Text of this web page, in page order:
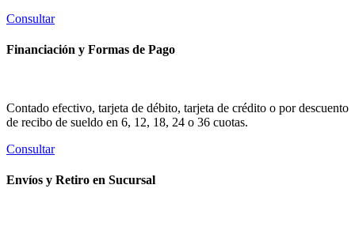
Consultar
Financiación y Formas de Pago
Contado efectivo, tarjeta de débito, tarjeta de crédito o por descuento
de recibo de sueldo en 6, 12, 18, 24 o 36 cuotas.
Consultar
Envíos y Retiro en Sucursal